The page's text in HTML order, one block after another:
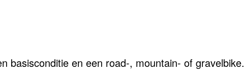
basisconditie en een road-, mountain- of gravelbike.